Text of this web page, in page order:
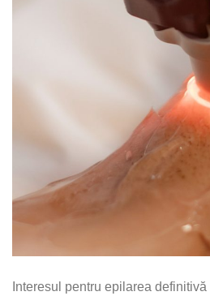
Interesul pentru epilarea